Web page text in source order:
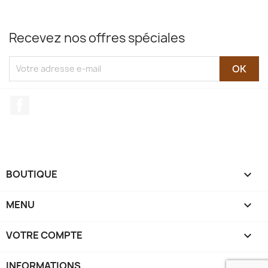
Recevez nos offres spéciales
BOUTIQUE 
MENU 
VOTRE COMPTE 